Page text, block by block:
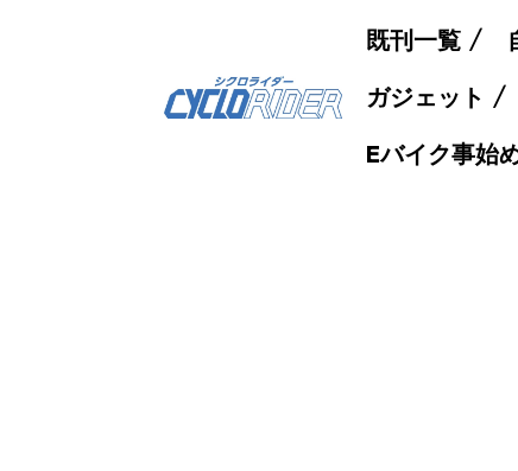
既刊一覧
ガジェット
Eバイク事始